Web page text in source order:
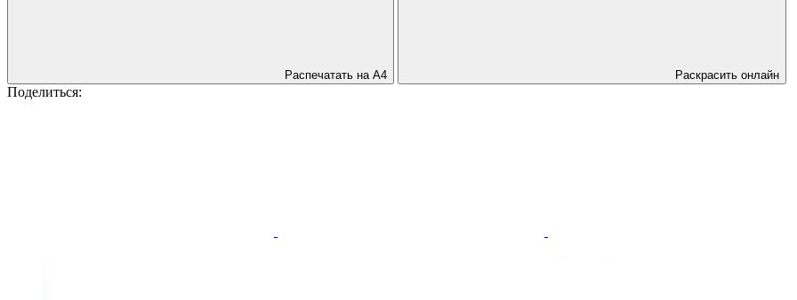
Распечатать на А4 Раскрасить онлайн
Поделиться: